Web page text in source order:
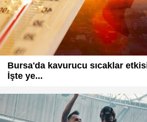
Bursa'da kavurucu sıcaklar
İşte ye...